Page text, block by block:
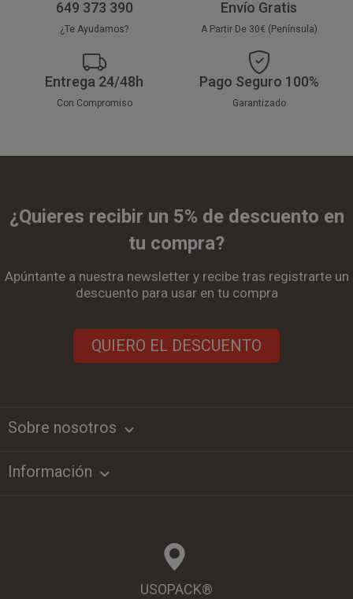
649 373 390
¿Te Ayudamos?
Envío Gratis
A Partir De 30€ (Península)
Entrega 24/48h
Con Compromiso
Pago Seguro 100%
Garantizado
¿Quieres recibir un 5% de descuento en
tu compra?
Apúntante a nuestra newsletter y recibe tras registrarte un
descuento para usar en tu compra
QUIERO EL DESCUENTO
Sobre nosotros keyboard_arrow_down
Información 
USOPACK®